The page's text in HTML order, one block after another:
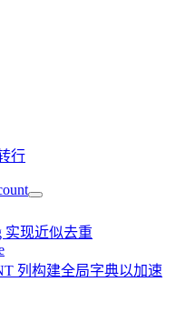
行
实现近似去重
列构建全局字典以加速